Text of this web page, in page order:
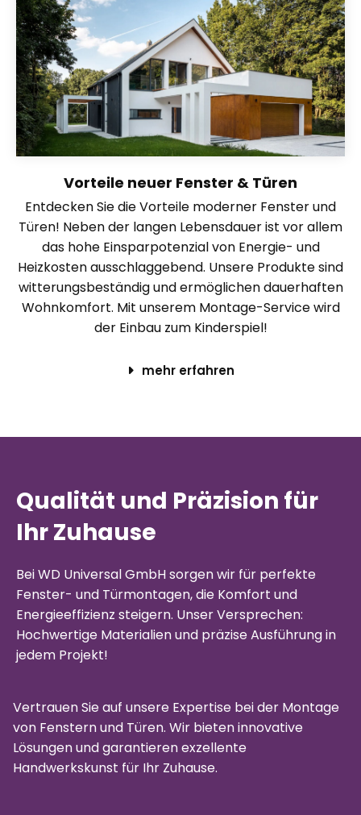
Vorteile neuer Fenster & Türen
Entdecken Sie die Vorteile moderner Fenster und
Türen! Neben der langen Lebensdauer ist vor allem
das hohe Einsparpotenzial von Energie- und
Heizkosten ausschlaggebend. Unsere Produkte sind
witterungsbeständig und ermöglichen dauerhaften
Wohnkomfort. Mit unserem Montage-Service wird
der Einbau zum Kinderspiel!
mehr erfahren
Qualität und Präzision für
Ihr Zuhause
Bei WD Universal GmbH sorgen wir für perfekte
Fenster- und Türmontagen, die Komfort und
Energieeffizienz steigern. Unser Versprechen:
Hochwertige Materialien und präzise Ausführung in
jedem Projekt!
Vertrauen Sie auf unsere Expertise bei der Montage
von Fenstern und Türen. Wir bieten innovative
Lösungen und garantieren exzellente
Handwerkskunst für Ihr Zuhause.